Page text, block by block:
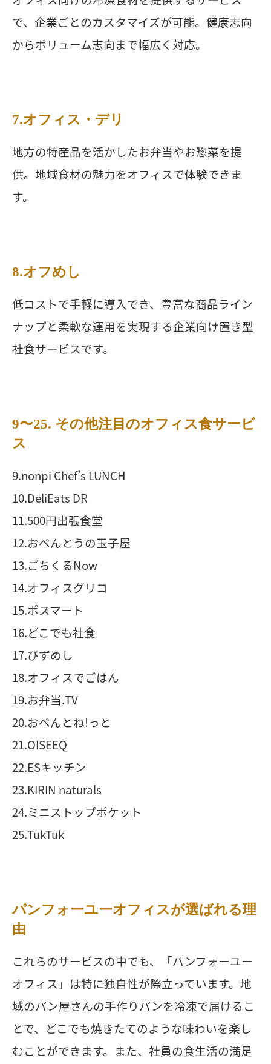
で、企業ごとのカスタマイズが可能。健康志向
からボリューム志向まで幅広く対応。
7.オフィス・デリ
地方の特産品を活かしたお弁当やお惣菜を提
供。地域食材の魅力をオフィスで体験できま
す。
8.オフめし
低コストで手軽に導入でき、豊富な商品ライン
ナップと柔軟な運用を実現する企業向け置き型
社食サービスです。
9〜25. その他注目のオフィス食サービ
ス
9.nonpi Chef’s LUNCH
10.DeliEats DR
11.500円出張食堂
12.おべんとうの玉子屋
13.ごちくるNow
14.オフィスグリコ
15.ポスマート
16.どこでも社食
17.びずめし
18.オフィスでごはん
19.お弁当.TV
20.おべんとね!っと
21.OISEEQ
22.ESキッチン
23.KIRIN naturals
24.ミニストップポケット
25.TukTuk
パンフォーユーオフィスが選ばれる理
由
これらのサービスの中でも、「パンフォーユー
オフィス」は特に独自性が際立っています。地
域のパン屋さんの手作りパンを冷凍で届けるこ
とで、どこでも焼きたてのような味わいを楽し
むことができます。また、社員の食生活の満足